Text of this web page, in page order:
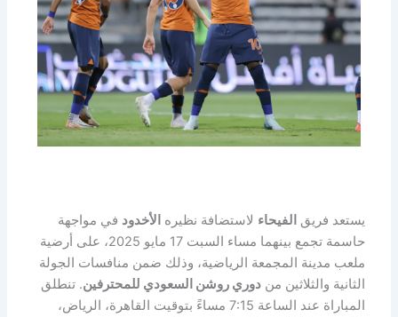
يستعد فريق الفيحاء لاستضافة نظيره الأخدود في مواجهة
حاسمة تجمع بينهما مساء السبت 17 مايو 2025، على أرضية
ملعب مدينة المجمعة الرياضية، وذلك ضمن منافسات الجولة
الثانية والثلاثين مندوري روشن السعودي للمحترفين. تنطلق
المباراة عند الساعة 7:15 مساءً بتوقيت القاهرة، الرياض،